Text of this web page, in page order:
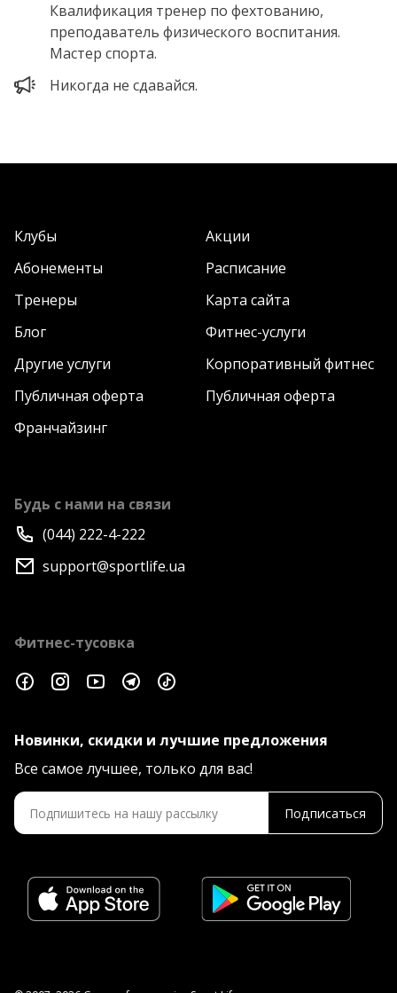
Квалификация тренер по фехтованию,
преподаватель физического воспитания.
Мастер спорта.
Никогда не сдавайся.
Клубы
Акции
Абонементы
Расписание
Тренеры
Карта сайта
Блог
Фитнес-услуги
Другие услуги
Корпоративный фитнес
Публичная оферта
Публичная оферта
Франчайзинг
Будь с нами на связи
(044) 222-4-222
support@sportlife.ua
Фитнес-тусовка
Новинки, скидки и лучшие предложения
Все самое лучшее, только для вас!
Подписаться